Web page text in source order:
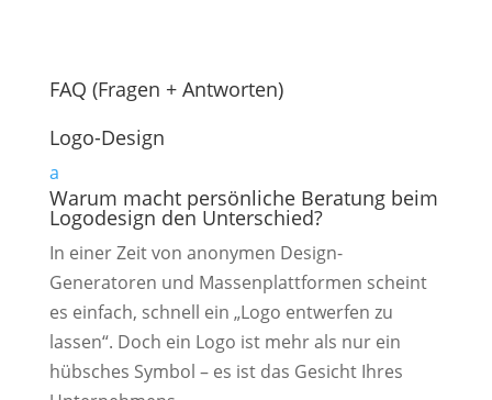
FAQ (Fragen + Antworten)
Logo-Design
a
Warum macht persönliche Beratung beim
Logodesign den Unterschied?
In einer Zeit von anonymen Design-
Generatoren und Massenplattformen scheint
es einfach, schnell ein „Logo entwerfen zu
lassen“. Doch ein Logo ist mehr als nur ein
hübsches Symbol – es ist das Gesicht Ihres